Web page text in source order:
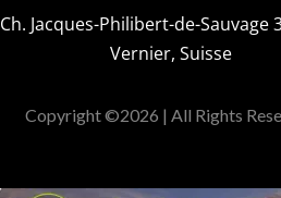
Ch. Jacques-Philibert-de-Sauvage
Vernier, Suisse
Copyright ©2026 | All Rights